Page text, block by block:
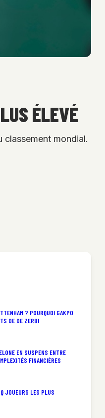
ÉLEVÉ
classement mondial.
? POURQUOI GAKPO
DE DE ZERBI
EN SUSPENS ENTRE
FINANCIÈRES
JOUEURS LES PLUS